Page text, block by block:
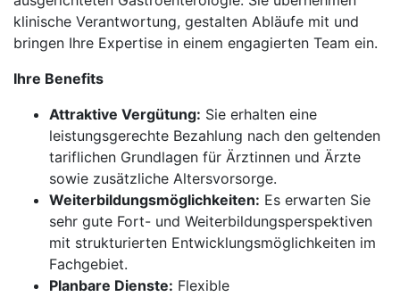
klinische Verantwortung, gestalten Abläufe mit und
bringen Ihre Expertise in einem engagierten Team ein.
Ihre Benefits
Attraktive Vergütung: Sie erhalten eine
leistungsgerechte Bezahlung nach den geltenden
tariflichen Grundlagen für Ärztinnen und Ärzte
sowie zusätzliche Altersvorsorge.
Weiterbildungsmöglichkeiten: Es erwarten Sie
sehr gute Fort- und Weiterbildungsperspektiven
mit strukturierten Entwicklungsmöglichkeiten im
Fachgebiet.
Planbare Dienste: Flexible